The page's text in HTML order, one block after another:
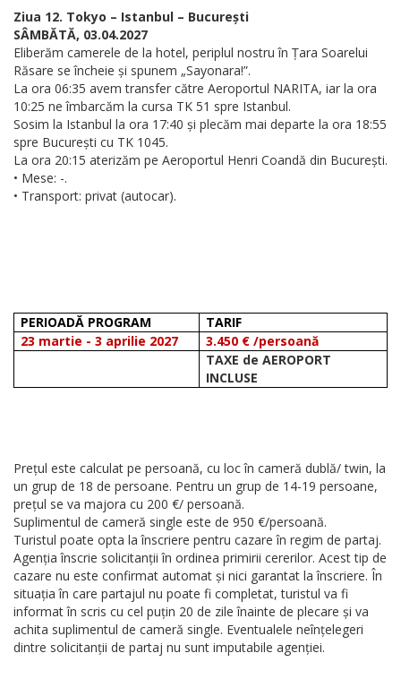
Ziua 12. Tokyo – Istanbul – București
SÂMBĂTĂ, 03.04.2027
Eliberăm camerele de la hotel, periplul nostru în Țara Soarelui
Răsare se încheie și spunem „Sayonara!”.
La ora 06:35 avem transfer către Aeroportul NARITA, iar la ora
10:25 ne îmbarcăm la cursa TK 51 spre Istanbul.
Sosim la Istanbul la ora 17:40 și plecăm mai departe la ora 18:55
spre București cu TK 1045.
La ora 20:15 aterizăm pe Aeroportul Henri Coandă din București.
• Mese: -.
• Transport: privat (autocar).
PERIOADĂ PROGRAM
TARIF
23 martie - 3 aprilie 2027
3.450 € /persoană
TAXE de AEROPORT
INCLUSE
Prețul este calculat pe persoană, cu loc în cameră dublă/ twin, la
un grup de 18 de persoane. Pentru un grup de 14-19 persoane,
prețul se va majora cu 200 €/ persoană.
Suplimentul de cameră single este de 950 €/persoană.
Turistul poate opta la înscriere pentru cazare în regim de partaj.
Agenția înscrie solicitanții în ordinea primirii cererilor. Acest tip de
cazare nu este confirmat automat și nici garantat la înscriere. În
situația în care partajul nu poate fi completat, turistul va fi
informat în scris cu cel puțin 20 de zile înainte de plecare și va
achita suplimentul de cameră single. Eventualele neînțelegeri
dintre solicitanții de partaj nu sunt imputabile agenției.